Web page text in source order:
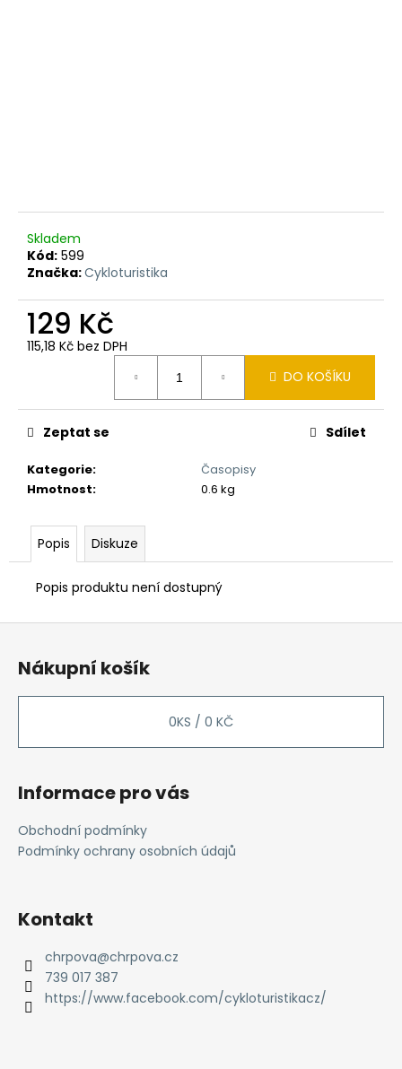
Skladem
Kód: 599
Značka:Cykloturistika
129 Kč
115,18 Kč bez DPH
DO KOŠÍKU
Kategorie:
Časopisy
Hmotnost: 0.6 kg
Zeptat se Sdílet
Popis Diskuze
Popis produktu není dostupný
Z
Nákupní košík
0KS / 0 KČ
Informace pro vás
Obchodní podmínky
Podmínky ochrany osobních údajů
Kontakt
chrpova@chrpova.cz
739 017 387
https://www.facebook.com/cykloturistikacz/